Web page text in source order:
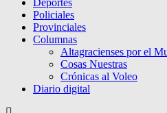
Deportes
Policiales
Provinciales
Columnas
Altagracienses por el
Cosas Nuestras
Crónicas al Voleo
Diario digital